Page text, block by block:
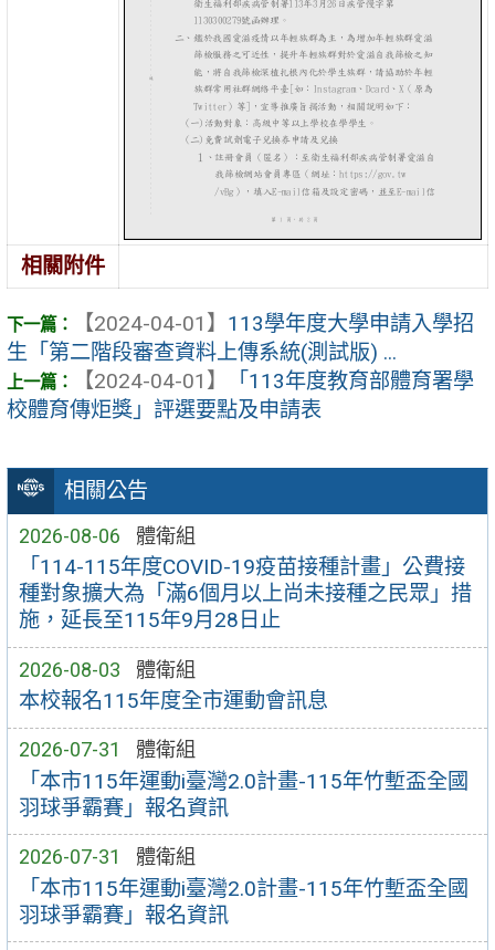
相關公告
2026-08-06 體衛組
「114-115年度COVID-19疫苗接種計畫」公費接
種對象擴大為「滿6個月以上尚未接種之民眾」措
施，延長至115年9月28日止
2026-08-03 體衛組
本校報名115年度全市運動會訊息
2026-07-31 體衛組
「本市115年運動i臺灣2.0計畫-115年竹塹盃全國
羽球爭霸賽」報名資訊
2026-07-31 體衛組
「本市115年運動i臺灣2.0計畫-115年竹塹盃全國
羽球爭霸賽」報名資訊
相關附件
【2024-04-01】 113學年度大學申請入學招
生「第二階段審查資料上傳系統(測試版) ...
【2024-04-01】
「113年度教育部體育署學
校體育傳炬獎」評選要點及申請表